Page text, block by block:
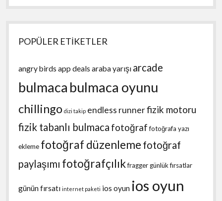
POPÜLER ETİKETLER
angry birds app deals araba yarışı arcade
bulmaca bulmaca oyunu
chillingo dizi takip endless runnerfizik motoru
fizik tabanlı bulmaca fotoğraf fotoğrafa yazı
ekleme fotoğraf düzenleme fotoğraf
paylaşımı fotoğrafçılıkfraggergünlük fırsatlar
günün fırsatı internet paketi ios oyun ios oyun